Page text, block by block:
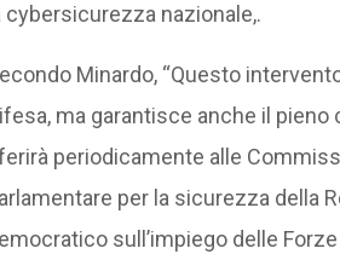
cybersicurezza nazionale,.
Minardo, “Questo
ma garantisce anche il
periodicamente alle
per la sicurezza della
sull’impiego delle